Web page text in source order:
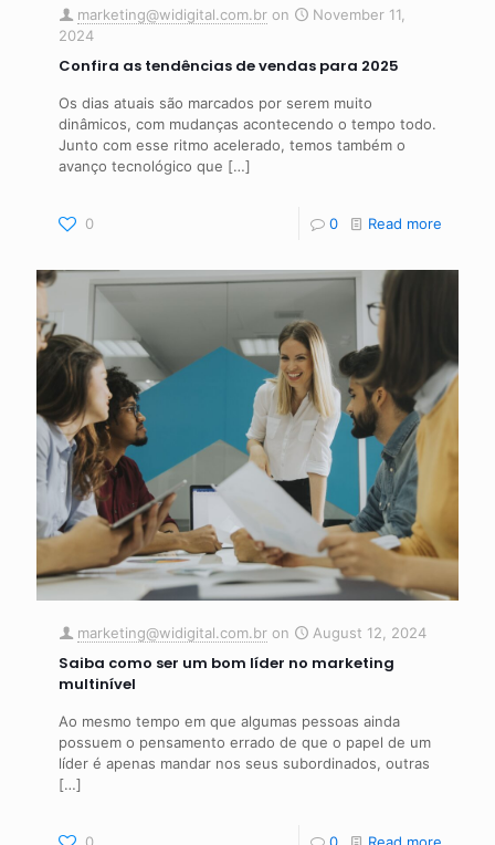
marketing@widigital.com.br on
November 11,
2024
Confira as tendências de vendas para 2025
Os dias atuais são marcados por serem muito
dinâmicos, com mudanças acontecendo o tempo todo.
Junto com esse ritmo acelerado, temos também o
avanço tecnológico que […]
0 0 Read more
marketing@widigital.com.br on August 12, 2024
Saiba como ser um bom líder no marketing
multinível
Ao mesmo tempo em que algumas pessoas ainda
possuem o pensamento errado de que o papel de um
líder é apenas mandar nos seus subordinados, outras
[…]